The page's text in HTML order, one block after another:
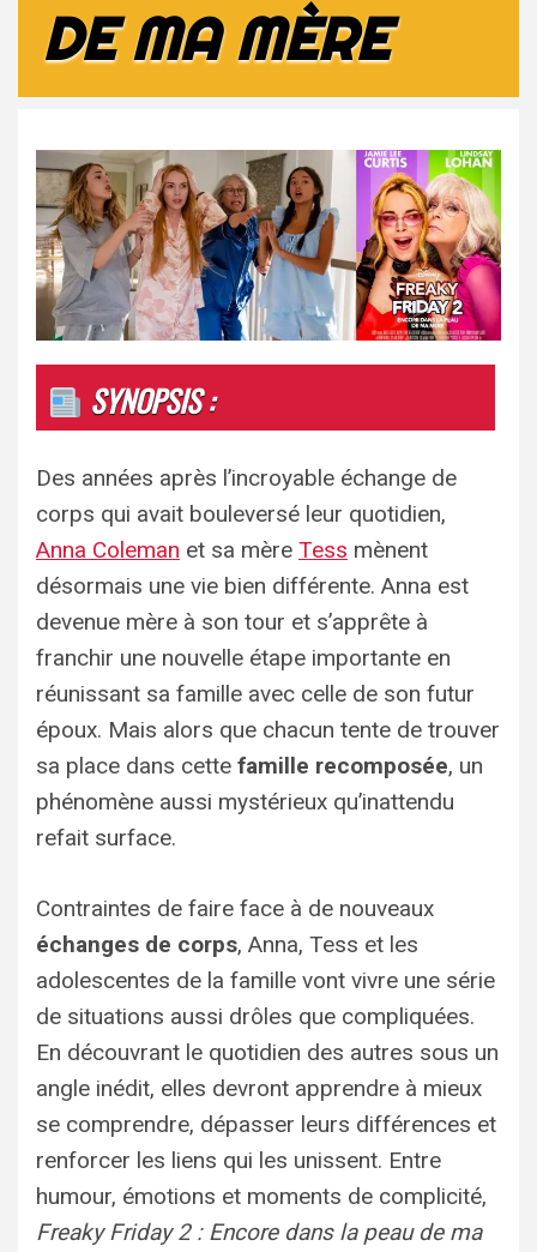
DE MA MÈRE
SYNOPSIS :
Des années après l’incroyable échange de
corps qui avait bouleversé leur quotidien,
Anna Coleman et sa mère Tess mènent
désormais une vie bien différente. Anna est
devenue mère à son tour et s’apprête à
franchir une nouvelle étape importante en
réunissant sa famille avec celle de son futur
époux. Mais alors que chacun tente de trouver
sa place dans cette famille recomposée, un
phénomène aussi mystérieux qu’inattendu
refait surface.
Contraintes de faire face à de nouveaux
échanges de corps, Anna, Tess et les
adolescentes de la famille vont vivre une série
de situations aussi drôles que compliquées.
En découvrant le quotidien des autres sous un
angle inédit, elles devront apprendre à mieux
se comprendre, dépasser leurs différences et
renforcer les liens qui les unissent. Entre
humour, émotions et moments de complicité,
Freaky Friday 2 : Encore dans la peau de ma